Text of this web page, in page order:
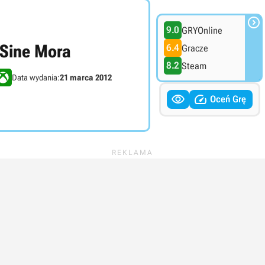
Mora
Data wydania:21 marca 2012
9.0 GRYOnline
6.4 Gracze
8.2 Steam

  Oceń Grę